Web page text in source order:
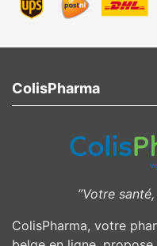
ColisPharma
”Votre
ColisPharma, votre